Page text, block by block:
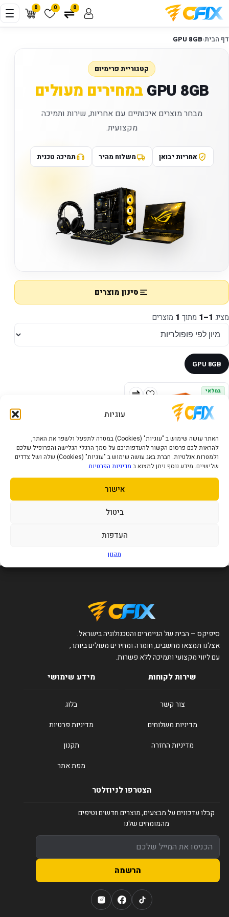
עוגיות
האתר עושה שימוש ב "עוגיות" (Cookies) במטרה לתפעל ולשפר את האתר,
להראות לכם פרסום הקשור להעדפותיכם על סמך הרגלי הגלישה והפרופיל שלכם
ולמטרות אנלטיות. חברת באג עושה שימוש ב "עוגיות" (Cookies) שלה ושל צדדים
שלישיים. מידע נוסף ניתן למצוא ב מדיניות הפרטיות
אישור
ביטול
העדפות
תקנון
0 0 0
דף הבית‹
GPU 8GB
קטגוריית פרימיום
GPU 8GBבמחירים מעולים
מבחר מוצרים איכותיים עם אחריות, שירות ותמיכה
מקצועית.
אחריות יבואן משלוח מהיר תמיכה טכנית
סינון מוצרים
מציג 1–1 מתוך 1 מוצרים
GPU 8GB
במלאי
7600 Gaming OC 8GB
סיפיקס – הבית של הגיימרים והטכנולוגיה בישראל.
אצלנו תמצאו מחשבים, חומרה ומחירים מעולים ביותר,
עם ליווי מקצועי ותמיכה ללא פשרות.
שירות לקוחות
צור קשר
מדיניות משלוחים
מדיניות החזרה
מידע שימושי
בלוג
מדיניות פרטיות
תקנון
מפת אתר
הצטרפו לניוזלטר
קבלו עדכונים על מבצעים, מוצרים חדשים וטיפים
מהמומחים שלנו
הרשמה